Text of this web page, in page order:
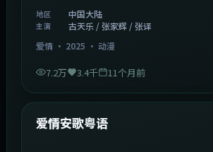
地区 中国大陆
主演
古天乐 / 张家辉 / 张译
爱情· 2025 · 动漫
7.2万 3.4千 11个月前
最新
爱情安歌粤语